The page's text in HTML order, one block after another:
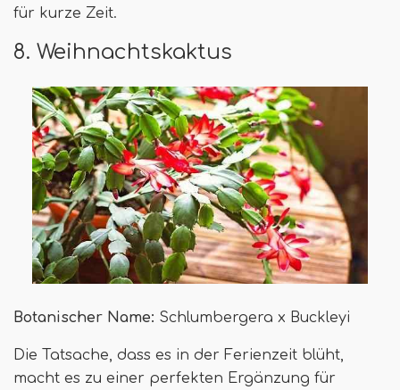
für kurze Zeit.
8. Weihnachtskaktus
Botanischer Name: Schlumbergera x Buckleyi
Die Tatsache, dass es in der Ferienzeit blüht,
macht es zu einer perfekten Ergänzung für